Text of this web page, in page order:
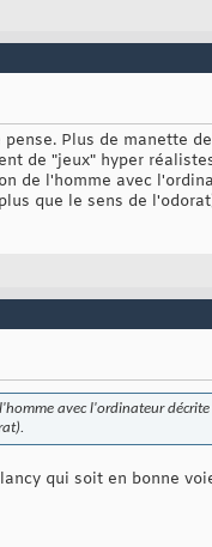
Plus de manette
de "jeux" hyper
de l'homme avec
que le sens de
avec l'ordinateur
qui soit en bonne